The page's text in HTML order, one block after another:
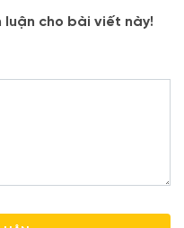
cho bài viết này!